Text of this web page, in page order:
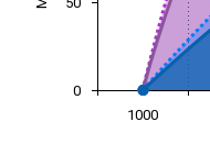
1000
0